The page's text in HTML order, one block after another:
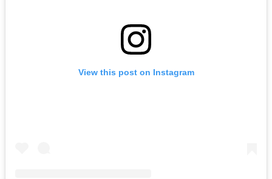
View this post on Instagram